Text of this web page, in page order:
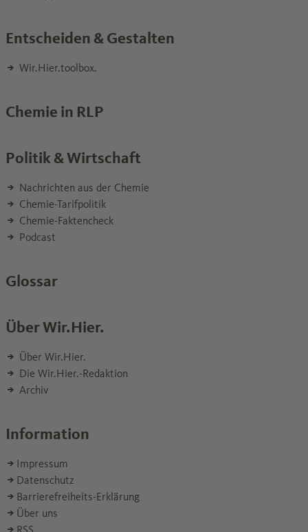
Entscheiden & Gestalten
Wir.Hier.toolbox.
Chemie in RLP
Politik & Wirtschaft
Nachrichten aus der Chemie
Chemie-Tarifpolitik
Chemie-Faktencheck
Podcast
Glossar
Über Wir.Hier.
Über Wir.Hier.
Die Wir.Hier.-Redaktion
Archiv
Information
Impressum
Datenschutz
Barrierefreiheits-Erklärung
Über uns